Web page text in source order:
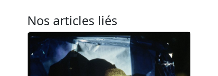
Nos articles liés